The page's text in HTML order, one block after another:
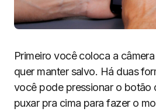
Primeiro você coloca a
quer manter salvo. Há duas
você pode pressionar o botão
puxar pra cima para fazer o